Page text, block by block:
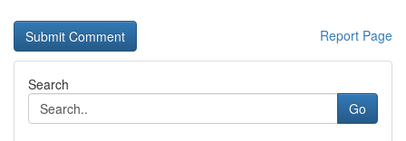
Report Page
Search
Go